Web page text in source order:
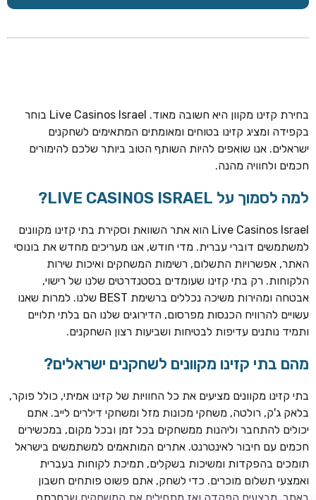
חבילת קבלת פנים: בונוס 100% עד 300€ + 100 ספיני בונוס על
ההפקדה הראשונה
CASOO
בונוס מתגלגל עד 2,000 ₪ + 200 ספינים חינם לשחקנים
חדשים
ROYSPINS
חינם על ההפקדות הראשונות
בחירת קזינו מקוון היא חשובה מאוד. Live Casinos Israel בוחר
בקפידה ומציג קזינו בטוחים ומאומתים המתאימים לשחקנים
ישראלים. אנו שואפים להיות השותף הטוב ביותר שלכם להימורים
חכמים ולחוויה מהנה.
למה לסמוך על LIVE CASINOS ISRAEL?
Live Casinos Israel הוא אתר השוואת וסקירת בתי קזינו מקוונים
למשתמשים דוברי עברית. מדי חודש, אנו מעריכים מחדש את בונוסי
האתר, אפשרויות התשלום, רשימות המשחקים ואיכות שירות
הלקוחות. רק בתי קזינו שעומדים בסטנדרטים שלנו של רישוי,
אבטחה ומהירות משיכה נכללים ברשימת BEST שלנו. למרות שאנו
עשויים להרוויח הכנסות מפרסום, הדירוגים שלנו הם בלתי תלויים
ותמיד נותנים עדיפות לבטיחות ושביעות רצון השחקנים.
מהם בתי קזינו מקוונים לשחקנים ישראלים?
בתי קזינו מקוונים מציעים את כל החוויות של קזינו אמיתי, כולל פוקר,
בלאק ג'ק, רולטה, משחקי מכונות מזל ומשחקי דילרים לייב. אתם
יכולים להתחבר וליהנות ממשחקים בכל זמן ובכל מקום, במכשירים
חכמים עם חיבור לאינטרנט. אתרים המותאמים למשתמשים בישראל
תומכים בהפקדות ומשיכות בשקלים, תמיכת לקוחות בעברית
ואמצעי תשלום מוכרים. כדי לשחק, אתם פשוט פותחים חשבון